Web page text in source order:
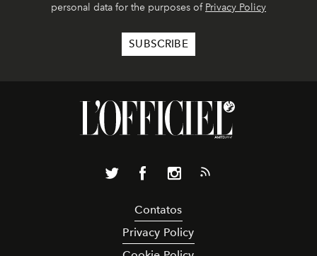
personal data for the purposes of Privacy Policy
Contatos
Privacy Policy